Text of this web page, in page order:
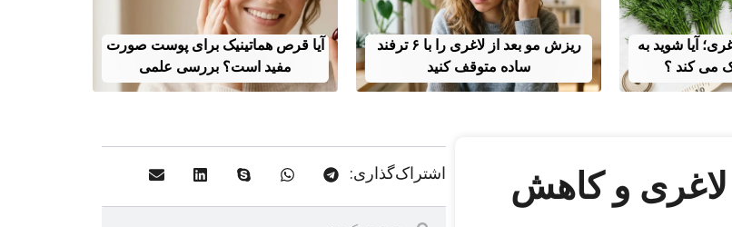
آیا شوید به
می‌ کند ؟
ریزش مو بعد از لاغری را با ۶ ترفند
ساده متوقف کنید
آیا قرص هماتینیک برای پوست صورت
مفید است؟ بررسی علمی
و کاهش
اشتراک‌گذاری: